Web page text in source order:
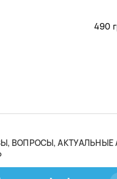
490
ВОПРОСЫ, АКТУАЛЬНЫЕ